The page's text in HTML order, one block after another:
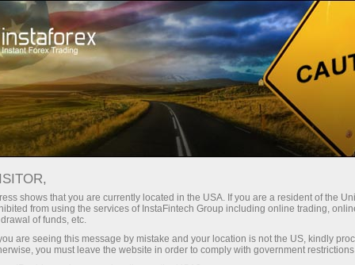
Para Inversionistas Sistema PAMM PAMM traders
Sistema de cuentas
PAMM para
shows that you are currently located in the USA. If you are a resident of the
from using the services of InstaFintech Group including online trading,
of funds, etc.
are seeing this message by mistake and your location is not the US, kindly
you must leave the website in order to comply with government